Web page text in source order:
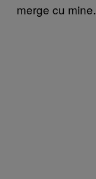
merge cu mine.